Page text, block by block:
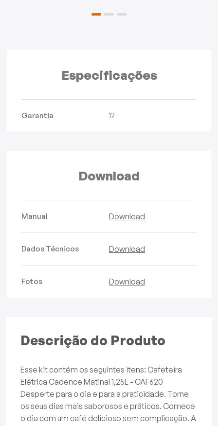
Especificações
Garantia 12
Download
Manual Download
Dados Técnicos Download
Fotos Download
Descrição do Produto
Esse kit contém os seguintes itens: Cafeteira
Elétrica Cadence Matinal 1,25L - CAF620
Desperte para o dia e para a praticidade. Torne
os seus dias mais saborosos e práticos. Comece
o dia com um café delicioso sem complicação. A